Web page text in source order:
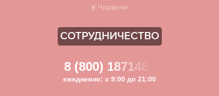
в Чиракчи
СОТРУДНИЧЕСТВО
8 (800) 1871481
ежедневно: с 9:00 до 21:00